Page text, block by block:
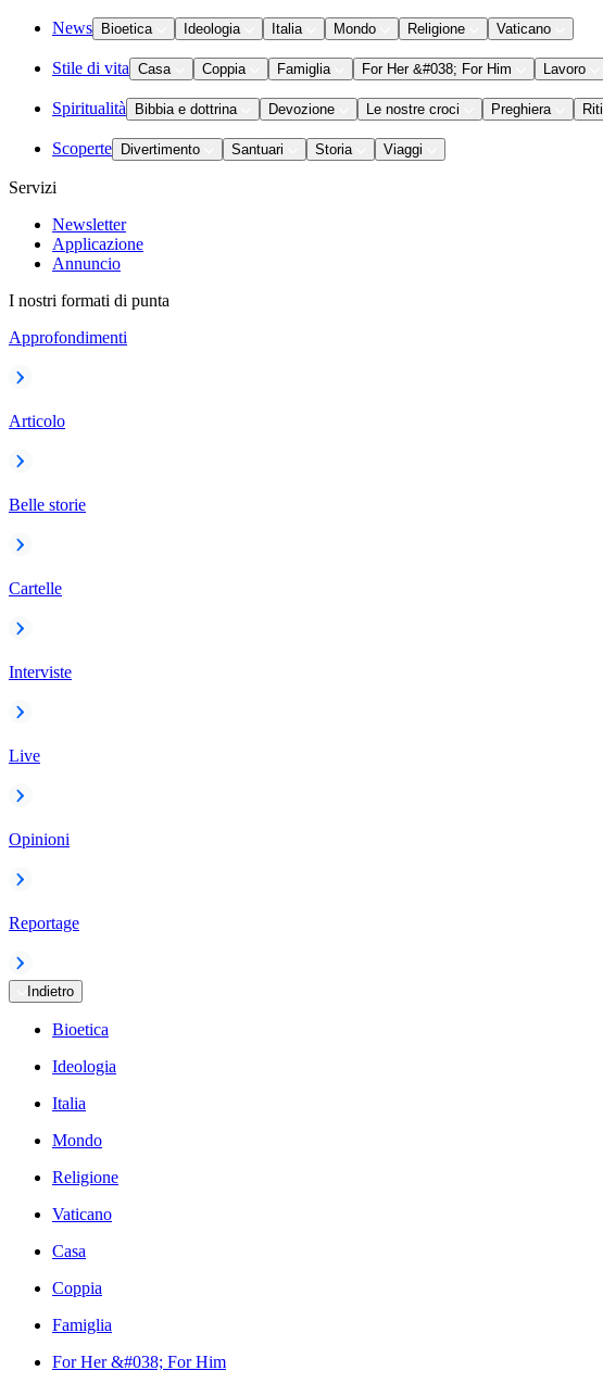
News Bioetica Ideologia Italia Mondo Religione Vaticano
Stile di vita Casa Coppia Famiglia For Her &#038; For Him Lavoro
Spiritualità Bibbia e dottrina Devozione Le nostre croci Preghiera Riti
Scoperte Divertimento Santuari Storia Viaggi
Servizi
Newsletter
Applicazione
Annuncio
I nostri formati di punta
Approfondimenti
Articolo
Belle storie
Cartelle
Interviste
Live
Opinioni
Reportage
Indietro
Bioetica
Ideologia
Italia
Mondo
Religione
Vaticano
Casa
Coppia
Famiglia
For Her &#038; For Him